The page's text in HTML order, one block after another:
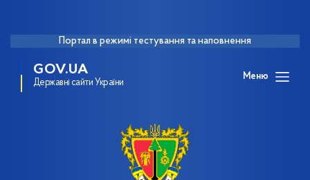
Портал в режимі тестування та наповнення
GOV.UA
Державні сайти України
Меню